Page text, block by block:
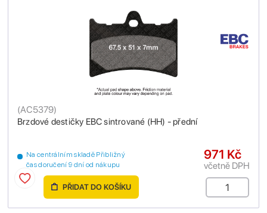
Brzdové destičky EBC sintrované (HH) - přední
(AC5379)
Na centrálním skladě Přibližný
čas doručení 9 dní od nákupu
971 Kč
včetně DPH
PŘIDAT DO KOŠÍKU